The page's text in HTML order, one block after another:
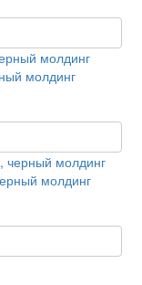
молдинг
молдинг